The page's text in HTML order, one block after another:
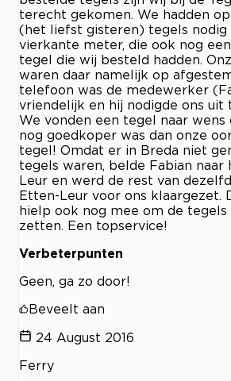
terecht gekomen. We hadden
(het liefst gisteren) tegels nodig
vierkante meter, die ook nog
tegel die wij besteld hadden.
waren daar namelijk op
telefoon was de medewerker
vriendelijk en hij nodigde ons uit
We vonden een tegel naar wens
nog goedkoper was dan onze
tegel! Omdat er in Breda niet
tegels waren, belde Fabian
Leur en werd de rest van
Etten-Leur voor ons klaargezet.
hielp ook nog mee om de tegels
zetten. Een topservice!
Verbeterpunten
Geen, ga zo door!
Beveelt aan
24 August 2016
Ferry